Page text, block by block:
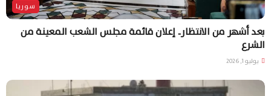
سوريا
بعد أشهر من الانتظار.. إعلان قائمة مجلس الشعب المعينة من
الشرع
يوليو 1, 2026